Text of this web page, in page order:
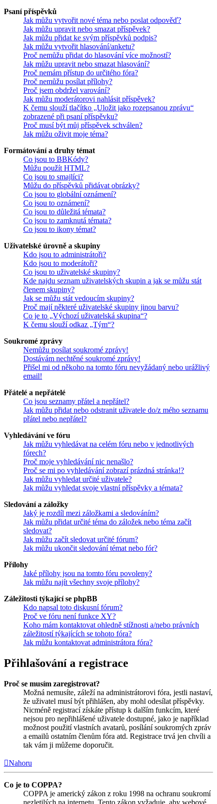
Psaní příspěvků
Jak můžu vytvořit nové téma nebo poslat odpověď?
Jak můžu upravit nebo smazat příspěvek?
Jak můžu přidat ke svým příspěvků podpis?
Jak můžu vytvořit hlasování/anketu?
Proč nemůžu přidat do hlasování více možností?
Jak můžu upravit nebo smazat hlasování?
Proč nemám přístup do určitého fóra?
Proč nemůžu posílat přílohy?
Proč jsem obdržel varování?
Jak můžu moderátorovi nahlásit příspěvek?
K čemu slouží tlačítko „Uložit jako rozepsanou zprávu“
zobrazené při psaní příspěvku?
Proč musí být můj příspěvek schválen?
Jak můžu oživit moje téma?
Formátování a druhy témat
Co jsou to BBKódy?
Můžu použít HTML?
Co jsou to smajlíci?
Můžu do příspěvků přidávat obrázky?
Co jsou to globální oznámení?
Co jsou to oznámení?
Co jsou to důležitá témata?
Co jsou to zamknutá témata?
Co jsou to ikony témat?
Uživatelské úrovně a skupiny
Kdo jsou to administrátoři?
Kdo jsou to moderátoři?
Co jsou to uživatelské skupiny?
Kde najdu seznam uživatelských skupin a jak se můžu stát
členem skupiny?
Jak se můžu stát vedoucím skupiny?
Proč mají některé uživatelské skupiny jinou barvu?
Co je to „Výchozí uživatelská skupina“?
K čemu slouží odkaz „Tým“?
Soukromé zprávy
Nemůžu posílat soukromé zprávy!
Dostávám nechtěné soukromé zprávy!
Přišel mi od někoho na tomto fóru nevyžádaný nebo urážlivý
email!
Přátelé a nepřátelé
Co jsou seznamy přátel a nepřátel?
Jak můžu přidat nebo odstranit uživatele do/z mého seznamu
přátel nebo nepřátel?
Vyhledávání ve fóru
Jak můžu vyhledávat na celém fóru nebo v jednotlivých
fórech?
Proč moje vyhledávání nic nenašlo?
Proč se mi po vyhledávání zobrazí prázdná stránka!?
Jak můžu vyhledat určité uživatele?
Jak můžu vyhledat svoje vlastní příspěvky a témata?
Sledování a záložky
Jaký je rozdíl mezi záložkami a sledováním?
Jak můžu přidat určité téma do záložek nebo téma začít
sledovat?
Jak můžu začít sledovat určité fórum?
Jak můžu ukončit sledování témat nebo fór?
Přílohy
Jaké přílohy jsou na tomto fóru povoleny?
Jak můžu najít všechny svoje přílohy?
Záležitosti týkající se phpBB
Kdo napsal toto diskusní fórum?
Proč ve fóru není funkce XY?
Koho mám kontaktovat ohledně stížnosti a/nebo právních
záležitostí týkajících se tohoto fóra?
Jak můžu kontaktovat administrátora fóra?
Přihlašování a registrace
Proč se musím zaregistrovat?
Možná nemusíte, záleží na administrátorovi fóra, jestli nastaví,
že uživatel musí být přihlášen, aby mohl odesílat příspěvky.
Nicméně registrací získáte přístup k dalším funkcím, které
nejsou pro nepřihlášené uživatele dostupné, jako je například
možnost použití vlastních avatarů, posílání soukromých zpráv
a emailů ostatním členům fóra atd. Registrace trvá jen chvíli a
tak vám ji můžeme doporučit.
Nahoru
Co je to COPPA?
COPPA je americký zákon z roku 1998 na ochranu soukromí
nezletilých na internetu. Tento zákon vyžaduje, aby webové